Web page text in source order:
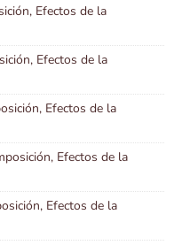
Efectos de la
Efectos de la
Efectos de la
Efectos de la
Efectos de la